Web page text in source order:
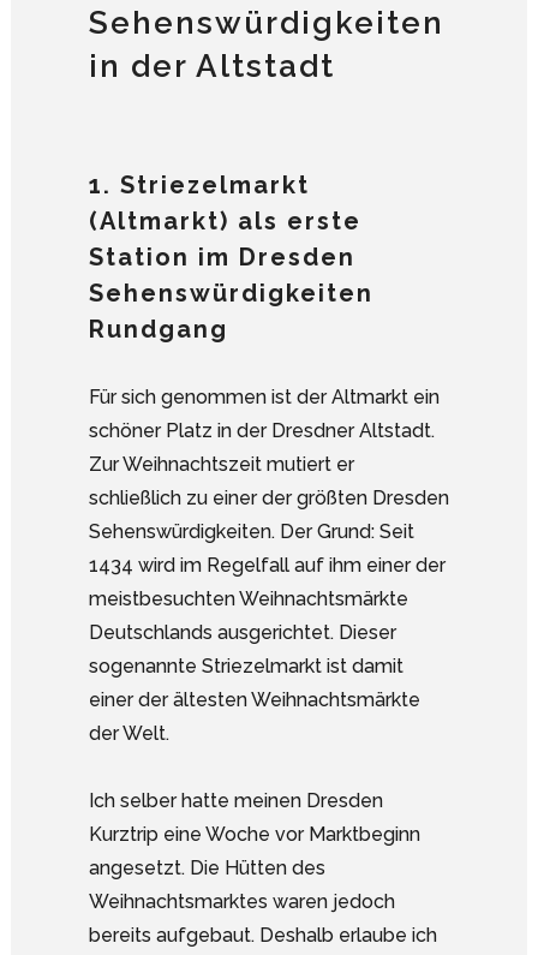
Sehenswürdigkeiten
in der Altstadt
1. Striezelmarkt
(Altmarkt) als erste
Station im Dresden
Sehenswürdigkeiten
Rundgang
Für sich genommen ist der Altmarkt ein
schöner Platz in der Dresdner Altstadt.
Zur Weihnachtszeit mutiert er
schließlich zu einer der größten Dresden
Sehenswürdigkeiten. Der Grund: Seit
1434 wird im Regelfall auf ihm einer der
meistbesuchten Weihnachtsmärkte
Deutschlands ausgerichtet. Dieser
sogenannte Striezelmarkt ist damit
einer der ältesten Weihnachtsmärkte
der Welt.
Ich selber hatte meinen Dresden
Kurztrip eine Woche vor Marktbeginn
angesetzt. Die Hütten des
Weihnachtsmarktes waren jedoch
bereits aufgebaut. Deshalb erlaube ich